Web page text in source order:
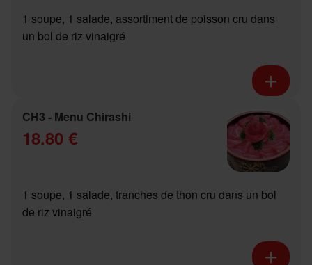
1 soupe, 1 salade, assortiment de poisson cru dans
un bol de riz vinaigré
CH3 - Menu Chirashi
18.80 €
1 soupe, 1 salade, tranches de thon cru dans un bol
de riz vinaigré